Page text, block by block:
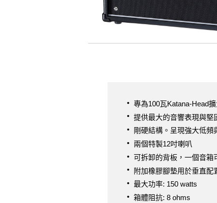
專為100瓦Katana-Head
提供最大的音響表現與堅
剛硬結構。呈現強大低頻
兩個特製12吋喇叭
可拆卸的背板，一個音箱
附加橡膠腳墊用於垂直配
最大功率: 150 watts
箱體阻抗: 8 ohms